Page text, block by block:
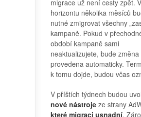
migrace už není cesty zpět. V
horizontu několika měsíců
nutné zmigrovat všechny
kampaně. Pokud v
období kampaně sami
neaktualizujete, bude změna
provedena automaticky.
k tomu dojde, budou včas
V příštích týdnech budou
nové nástroje ze strany
které migraci usnadní.